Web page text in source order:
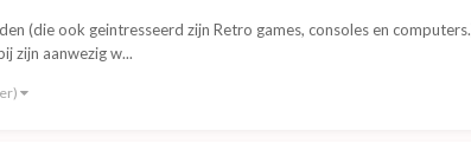
(die ook geintresseerd zijn Retro games, consoles en
zijn aanwezig w...